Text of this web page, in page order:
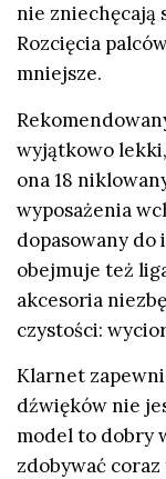
nie zniechęcają
Rozcięcia
mniejsze.
wyjątkowo lekki,
ona 18
wyposażenia
dopasowany
obejmuje też
akcesoria
czystości:
Klarnet
dźwięków nie
model to dobry
zdobywać